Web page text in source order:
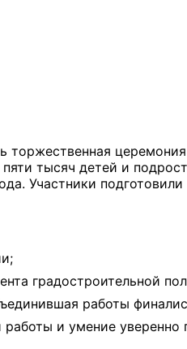
тысяч детей и
Участники
градостроительной
работы
и умение уверенно